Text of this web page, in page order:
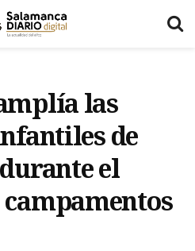
las
de
el